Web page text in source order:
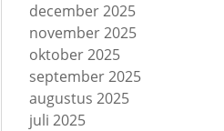
december 2025
november 2025
oktober 2025
september 2025
augustus 2025
juli 2025